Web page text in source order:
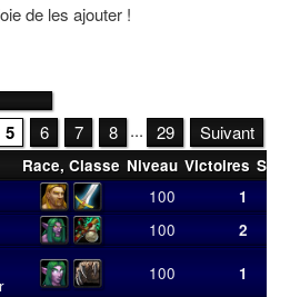
de les ajouter !
5 6 7 8 ... 29 Suivant
Race, Classe Niveau Victoires Score
100 1
100 2
100 1